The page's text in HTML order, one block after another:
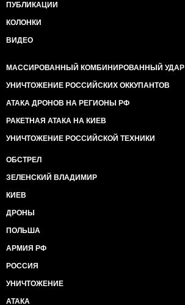
ПУБЛИКАЦИИ
КОЛОНКИ
ВИДЕО
МАССИРОВАННЫЙ КОМБИНИРОВАННЫЙ УДАР
УНИЧТОЖЕНИЕ РОССИЙСКИХ ОККУПАНТОВ
АТАКА ДРОНОВ НА РЕГИОНЫ РФ
РАКЕТНАЯ АТАКА НА КИЕВ
УНИЧТОЖЕНИЕ РОССИЙСКОЙ ТЕХНИКИ
ОБСТРЕЛ
ЗЕЛЕНСКИЙ ВЛАДИМИР
КИЕВ
ДРОНЫ
ПОЛЬША
АРМИЯ РФ
РОССИЯ
УНИЧТОЖЕНИЕ
АТАКА